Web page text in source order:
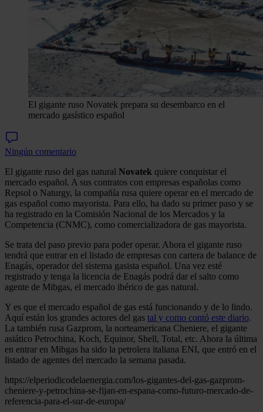
El gigante ruso Novatek prepara su desembarco en el
mercado gasístico español
Ningún comentario
El gigante ruso del gas natural Novatek quiere conquistar el
mercado español. A sus contratos con empresas españolas como
Repsol o Naturgy, la compañía rusa quiere operar en el mercado de
gas español como mayorista. Para ello, ha dado su primer paso y se
ha registrado en la Comisión Nacional de los Mercados y la
Competencia (CNMC), como comercializadora de gas mayorista.
Se trata del paso previo para poder operar. Ahora el gigante ruso
tendrá que entrar en el listado de empresas con cartera de balance de
Enagás, operador del sistema gasista español. Una vez esté
registrado y tenga la licencia de Enagás podrá dar el salto como
agente de Mibgas, el mercado ibérico de gas natural.
Y es que el mercado español de gas está funcionando y de lo lindo.
Aquí están los grandes actores del gas tal y como contó este diario.
La también rusa Gazprom, la norteamericana Cheniere, el gigante
asiático Petrochina, Koch, Equinor, Shell, Total, etc. Ahora la última
en entrar en Mibgas ha sido la petrolera italiana ENI, que entró en el
listado de agentes del mercado la semana pasada.
https://elperiodicodelaenergia.com/los-gigantes-del-gas-gazprom-
cheniere-y-petrochina-se-fijan-en-espana-como-futuro-mercado-de-
referencia-para-el-sur-de-europa/